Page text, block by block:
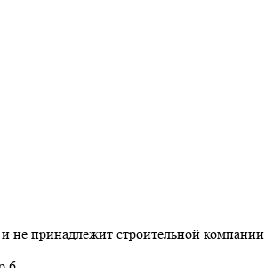
не принадлежит строительной компании